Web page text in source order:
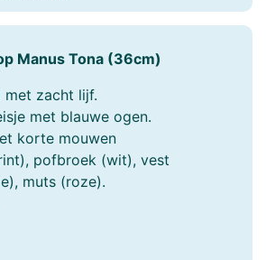
Manus Tona (36cm)
met zacht lijf.
met blauwe ogen.
korte mouwen
pofbroek (wit), vest
muts (roze).